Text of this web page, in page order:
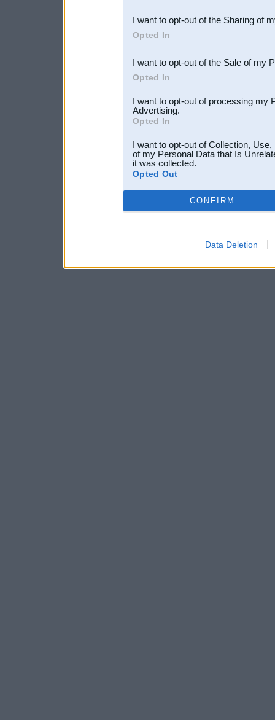
Downstream Participants
third parties.
I want to opt-out of the Sharing of
Opted In
I want to opt-out of the Sale of my
Opted In
I want to opt-out of processing my
Advertising.
Opted In
I want to opt-out of Collection,
of my Personal Data that Is
it was collected.
Opted Out
CONFIRM
Data Deletion